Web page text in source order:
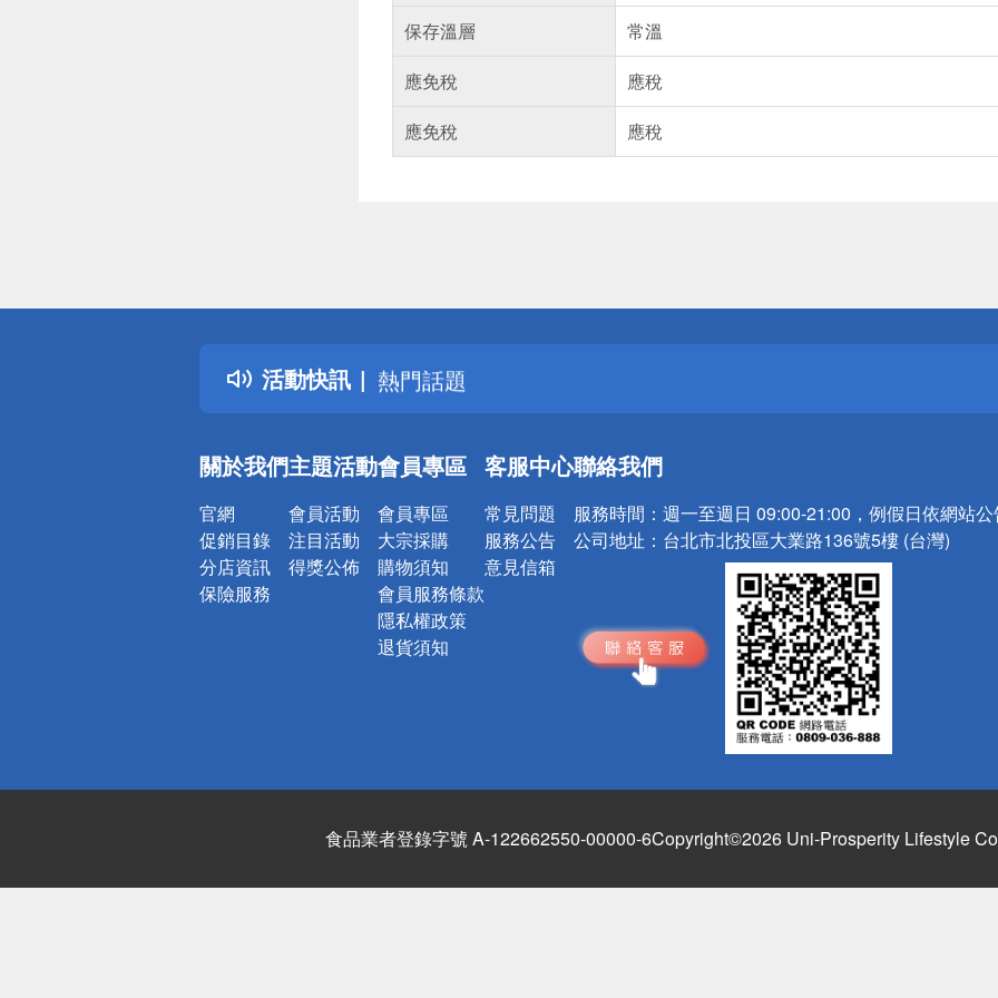
保存溫層
常溫
應免稅
應稅
應免稅
應稅
活動快訊
詐騙網頁！請小心！
得獎公告
熱門話題
銀行優惠
詐騙網頁！請小心！
關於我們
官網
促銷目錄
分店資訊
保險服務
主題活動
會員活動
注目活動
得獎公佈
會員專區
會員專區
大宗採購
購物須知
會員服務條款
隱私權政策
退貨須知
客服中心
常見問題
服務公告
意見信箱
聯絡我們
服務時間： 週一至週日 09:00-21:00，例假日依網站
公司地址： 台北市北投區大業路136號5樓 (台灣)
食品業者登錄字號 A-122662550-00000-6Copyright©2026 Uni-Prosperity Lifestyle